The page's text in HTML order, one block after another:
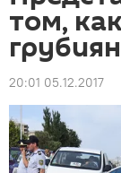
том,
20:01 05.12.2017